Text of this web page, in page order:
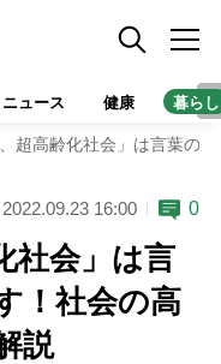
ニュース 健康 暮らし
、超高齢化社会」は言葉の
2022.09.23 16:00 0
社会」は言
！社会の高
説